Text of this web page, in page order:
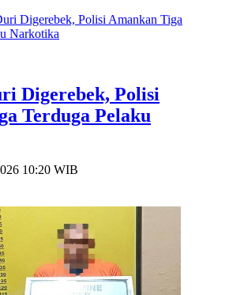
Digerebek, Polisi
Terduga Pelaku
10:20 WIB